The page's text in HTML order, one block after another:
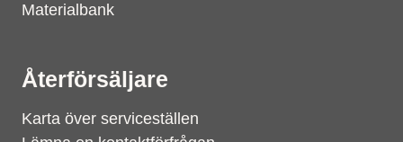
Materialbank
Återförsäljare
Karta över serviceställen